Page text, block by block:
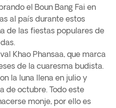
el Boun Bang Fai en
al país durante estos
de las fiestas populares de
Khao Phansaa, que marca
de la cuaresma budista.
la luna llena en julio y
de octubre. Todo este
monje, por ello es